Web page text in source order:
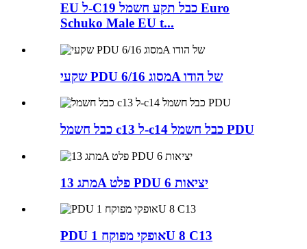
EU ל-C19 כבל תקע חשמל Euro
Schuko Male EU t...
שקעי PDU מסוג 6/16A של הודו
כבל חשמל c13 ל-c14 כבל חשמל PDU
מתג 13A פלט PDU 6 יציאות
PDU אופקי מפוקח 1U 8 C13